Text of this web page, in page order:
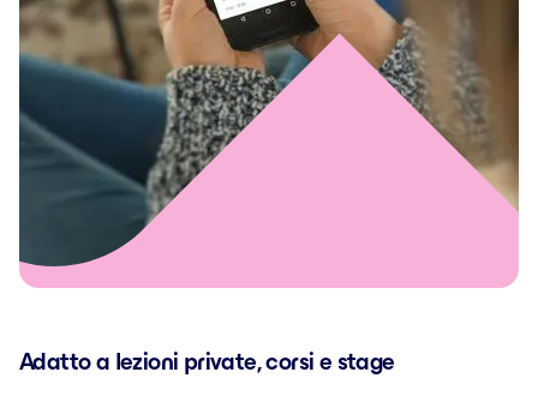
Adatto a lezioni private, corsi e stage